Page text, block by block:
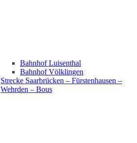
Bahnhof Luisenthal
Bahnhof Völklingen
Strecke Saarbrücken – Fürstenhausen –
Wehrden – Bous